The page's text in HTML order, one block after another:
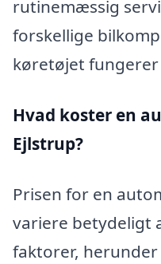
rutinemæssig
forskellige
køretøjet
Hvad koster en
Ejlstrup?
Prisen for en
variere betydeligt
faktorer,